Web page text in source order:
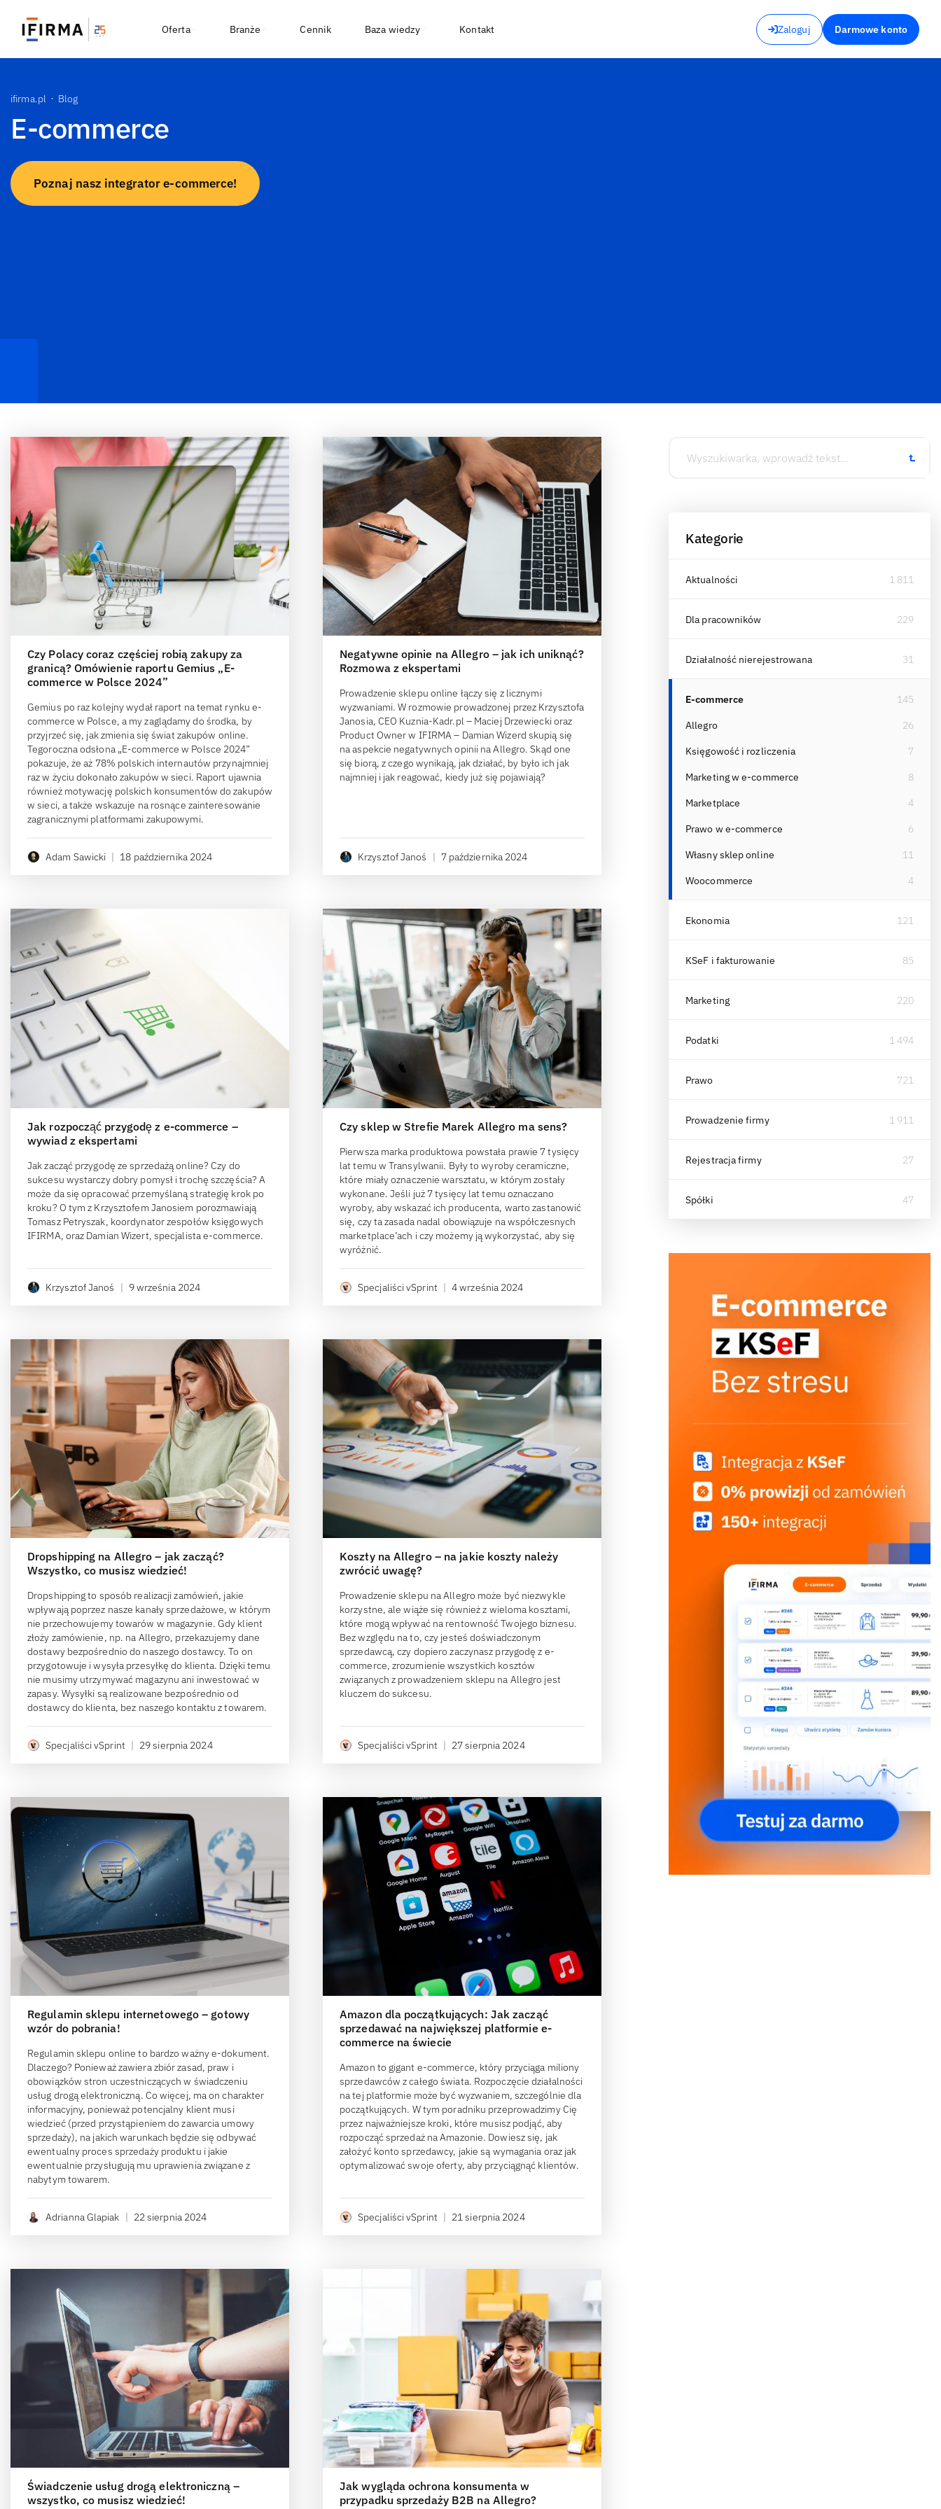
Zaloguj Darmowe konto
Oferta Branże Cennik Baza wiedzy Kontakt
ifirma.pl Blog
E-commerce
Poznaj nasz integrator e-commerce!
Czy Polacy coraz częściej robią zakupy za
granicą? Omówienie raportu Gemius „E-
commerce w Polsce 2024”
Gemius po raz kolejny wydał raport na temat rynku e-
commerce w Polsce, a my zaglądamy do środka, by
przyjrzeć się, jak zmienia się świat zakupów online.
Tegoroczna odsłona „E-commerce w Polsce 2024”
pokazuje, że aż 78% polskich internautów przynajmniej
raz w życiu dokonało zakupów w sieci. Raport ujawnia
również motywację polskich konsumentów do zakupów
w sieci, a także wskazuje na rosnące zainteresowanie
zagranicznymi platformami zakupowymi.
Adam Sawicki | 18 października 2024
Negatywne opinie na Allegro – jak ich uniknąć?
Rozmowa z ekspertami
Prowadzenie sklepu online łączy się z licznymi
wyzwaniami. W rozmowie prowadzonej przez Krzysztofa
Janosia, CEO Kuznia-Kadr.pl – Maciej Drzewiecki oraz
Product Owner w IFIRMA – Damian Wizerd skupią się
na aspekcie negatywnych opinii na Allegro. Skąd one
się biorą, z czego wynikają, jak działać, by było ich jak
najmniej i jak reagować, kiedy już się pojawiają?
Krzysztof Janoś | 7 października 2024
Jak rozpocząć przygodę z e-commerce –
wywiad z ekspertami
Jak zacząć przygodę ze sprzedażą online? Czy do
sukcesu wystarczy dobry pomysł i trochę szczęścia? A
może da się opracować przemyślaną strategię krok po
kroku? O tym z Krzysztofem Janosiem porozmawiają
Tomasz Petryszak, koordynator zespołów księgowych
IFIRMA, oraz Damian Wizert, specjalista e-commerce.
Krzysztof Janoś | 9 września 2024
Czy sklep w Strefie Marek Allegro ma sens?
Pierwsza marka produktowa powstała prawie 7 tysięcy
lat temu w Transylwanii. Były to wyroby ceramiczne,
które miały oznaczenie warsztatu, w którym zostały
wykonane. Jeśli już 7 tysięcy lat temu oznaczano
wyroby, aby wskazać ich producenta, warto zastanowić
się, czy ta zasada nadal obowiązuje na współczesnych
marketplace’ach i czy możemy ją wykorzystać, aby się
wyróżnić.
Specjaliści vSprint | 4 września 2024
Dropshipping na Allegro – jak zacząć?
Wszystko, co musisz wiedzieć!
Dropshipping to sposób realizacji zamówień, jakie
wpływają poprzez nasze kanały sprzedażowe, w którym
nie przechowujemy towarów w magazynie. Gdy klient
złoży zamówienie, np. na Allegro, przekazujemy dane
dostawy bezpośrednio do naszego dostawcy. To on
przygotowuje i wysyła przesyłkę do klienta. Dzięki temu
nie musimy utrzymywać magazynu ani inwestować w
zapasy. Wysyłki są realizowane bezpośrednio od
dostawcy do klienta, bez naszego kontaktu z towarem.
Specjaliści vSprint | 29 sierpnia 2024
Koszty na Allegro – na jakie koszty należy
zwrócić uwagę?
Prowadzenie sklepu na Allegro może być niezwykle
korzystne, ale wiąże się również z wieloma kosztami,
które mogą wpływać na rentowność Twojego biznesu.
Bez względu na to, czy jesteś doświadczonym
sprzedawcą, czy dopiero zaczynasz przygodę z e-
commerce, zrozumienie wszystkich kosztów
związanych z prowadzeniem sklepu na Allegro jest
kluczem do sukcesu.
Specjaliści vSprint | 27 sierpnia 2024
Regulamin sklepu internetowego – gotowy
wzór do pobrania!
Regulamin sklepu online to bardzo ważny e-dokument.
Dlaczego? Ponieważ zawiera zbiór zasad, praw i
obowiązków stron uczestniczących w świadczeniu
usług drogą elektroniczną. Co więcej, ma on charakter
informacyjny, ponieważ potencjalny klient musi
wiedzieć (przed przystąpieniem do zawarcia umowy
sprzedaży), na jakich warunkach będzie się odbywać
ewentualny proces sprzedaży produktu i jakie
ewentualnie przysługują mu uprawienia związane z
nabytym towarem.
Adrianna Glapiak | 22 sierpnia 2024
Amazon dla początkujących: Jak zacząć
sprzedawać na największej platformie e-
commerce na świecie
Amazon to gigant e-commerce, który przyciąga miliony
sprzedawców z całego świata. Rozpoczęcie działalności
na tej platformie może być wyzwaniem, szczególnie dla
początkujących. W tym poradniku przeprowadzimy Cię
przez najważniejsze kroki, które musisz podjąć, aby
rozpocząć sprzedaż na Amazonie. Dowiesz się, jak
założyć konto sprzedawcy, jakie są wymagania oraz jak
optymalizować swoje oferty, aby przyciągnąć klientów.
Specjaliści vSprint | 21 sierpnia 2024
Świadczenie usług drogą elektroniczną –
wszystko, co musisz wiedzieć!
Jak wygląda ochrona konsumenta w
przypadku sprzedaży B2B na Allegro?
Kategorie
Aktualności 1 811
Dla pracowników 229
Działalność nierejestrowana 31
E-commerce 145
Allegro 26
Księgowość i rozliczenia 7
Marketing w e-commerce 8
Marketplace 4
Prawo w e-commerce 6
Własny sklep online 11
Woocommerce 4
Ekonomia 121
KSeF i fakturowanie 85
Marketing 220
Podatki 1 494
Prawo 721
Prowadzenie firmy 1 911
Rejestracja firmy 27
Spółki 47